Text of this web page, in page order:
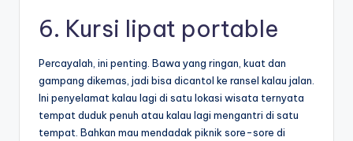
6. Kursi lipat portable
Percayalah, ini penting. Bawa yang ringan, kuat dan
gampang dikemas, jadi bisa dicantol ke ransel kalau jalan.
Ini penyelamat kalau lagi di satu lokasi wisata ternyata
tempat duduk penuh atau kalau lagi mengantri di satu
tempat. Bahkan mau mendadak piknik sore-sore di